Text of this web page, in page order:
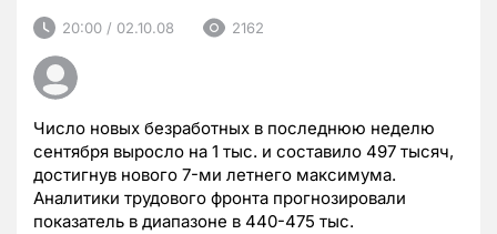
20:00 / 02.10.08 2162
Число новых безработных в последнюю неделю
сентября выросло на 1 тыс. и составило 497 тысяч,
достигнув нового 7-ми летнего максимума.
Аналитики трудового фронта прогнозировали
показатель в диапазоне в 440-475 тыс.